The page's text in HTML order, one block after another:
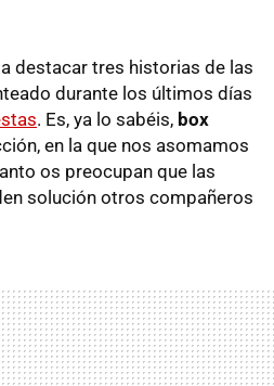
destacar tres historias de las
durante los últimos días
. Es, ya lo sabéis, box
en la que nos asomamos
os preocupan que las
solución otros compañeros